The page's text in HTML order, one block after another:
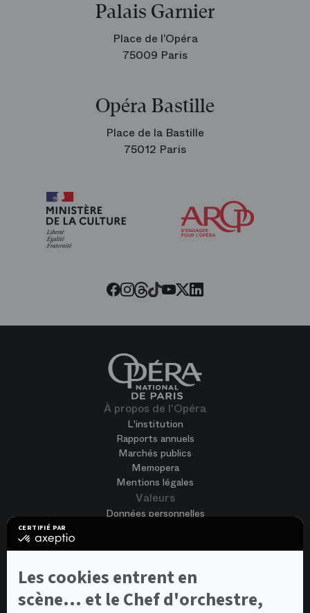
CERTIFIÉ PAR
certifié
En
plus
Les cookies entrent en
scène... et le Chef d'orchestre,
Palais Garnier
Place de l’Opéra
75009 Paris
Opéra Bastille
Place de la Bastille
75012 Paris
Facebook
Instagram
Threads
Tiktok
Youtube
Twitter
LinkedIn
À propos de l'Opéra
L'institution
Rapports annuels
Marchés publics
Memopera
Mentions légales
Valeurs
Données personnelles
Nous rejoindre
Offres d'emploi
Candidature spontanée